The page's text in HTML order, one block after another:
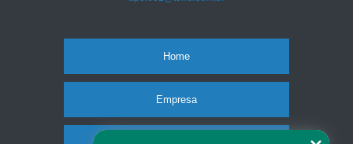
onde encontro andador para idoso PARQUE ATHENEU
andador para idoso com rodas preço Itumbiara
Home
Empresa